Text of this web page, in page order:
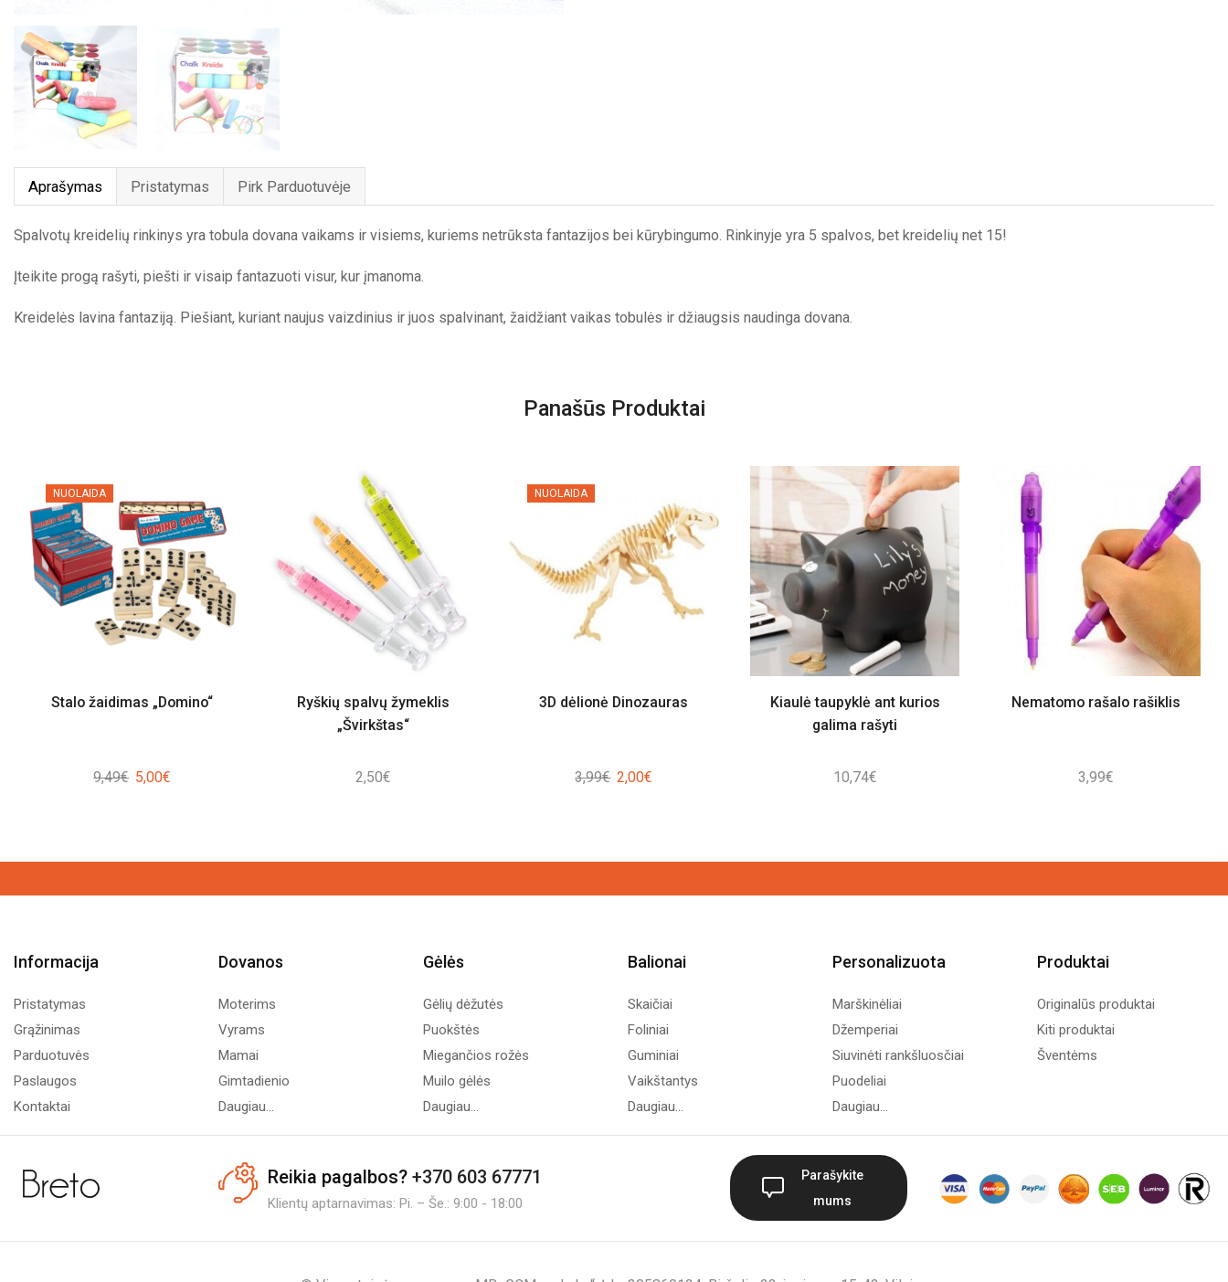
Aprašymas Pristatymas Pirk Parduotuvėje
Spalvotų kreidelių rinkinys yra tobula dovana vaikams ir visiems, kuriems netrūksta fantazijos bei kūrybingumo. Rinkinyje yra 5 spalvos, bet kreidelių net 15!
Įteikite progą rašyti, piešti ir visaip fantazuoti visur, kur įmanoma.
Kreidelės lavina fantaziją. Piešiant, kuriant naujus vaizdinius ir juos spalvinant, žaidžiant vaikas tobulės ir džiaugsis naudinga dovana.
Panašūs Produktai
NUOLAIDA
Stalo žaidimas „Domino“
9,49€ Original
5,00€
Ryškių spalvų žymeklis
„Švirkštas“
2,50€
NUOLAIDA
3D dėlionė Dinozauras
3,99€ Original
2,00€
Kiaulė taupyklė ant kurios
galima rašyti
10,74€
Nematomo rašalo rašiklis
3,99€
Informacija
Pristatymas
Grąžinimas
Parduotuvės
Paslaugos
Kontaktai
Dovanos
Moterims
Vyrams
Mamai
Gimtadienio
Daugiau...
Gėlės
Gėlių dėžutės
Puokštės
Miegančios rožės
Muilo gėlės
Daugiau...
Balionai
Skaičiai
Foliniai
Guminiai
Vaikštantys
Daugiau...
Personalizuota
Marškinėliai
Džemperiai
Siuvinėti rankšluosčiai
Puodeliai
Daugiau...
Produktai
Originalūs produktai
Kiti produktai
Šventėms
Reikia pagalbos? +370 603 67771
Klientų aptarnavimas: Pi. – Še.: 9:00 - 18:00
Parašykite
mums